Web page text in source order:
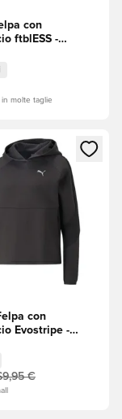
con
ftblESS -
molte taglie
registrarsi come
finestra modale
con
Evostripe -
€